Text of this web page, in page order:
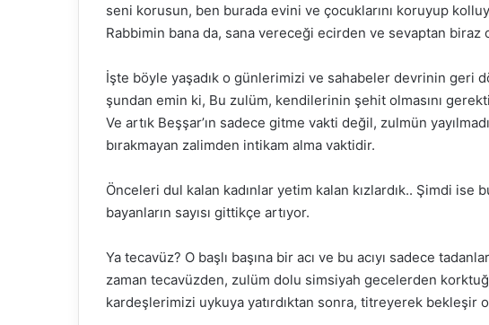
seni korusun, ben burada evini ve çocuklarını koruyup
Rabbimin bana da, sana vereceği ecirden ve sevaptan biraz
İşte böyle yaşadık o günlerimizi ve sahabeler devrinin geri
şundan emin ki, Bu zulüm, kendilerinin şehit olmasını
Ve artık Beşşar’ın sadece gitme vakti değil, zulmün
bırakmayan zalimden intikam alma vaktidir.
Önceleri dul kalan kadınlar yetim kalan kızlardık.. Şimdi
bayanların sayısı gittikçe artıyor.
Ya tecavüz? O başlı başına bir acı ve bu acıyı sadece
zaman tecavüzden, zulüm dolu simsiyah gecelerden
kardeşlerimizi uykuya yatırdıktan sonra, titreyerek bekleşir